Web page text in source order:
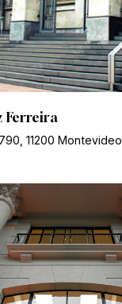
Ferreira
11200 Montevideo